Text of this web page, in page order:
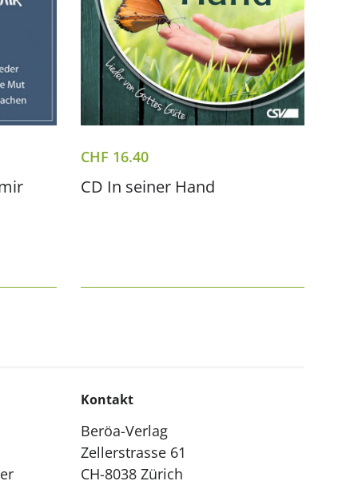
CHF 16.40
CD In seiner Hand
Kontakt
Beröa-Verlag
Zellerstrasse 61
CH-8038 Zürich